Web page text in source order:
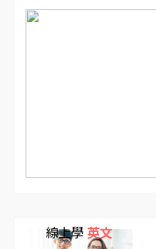
線上學 英文